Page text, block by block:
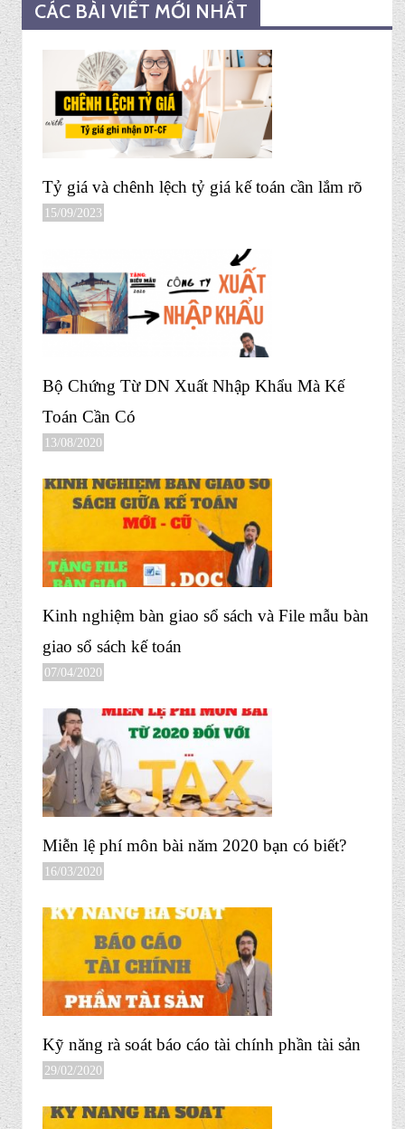
CÁC BÀI VIẾT MỚI NHẤT
Tỷ giá và chênh lệch tỷ giá kế toán cần lắm rõ
15/09/2023
Bộ Chứng Từ DN Xuất Nhập Khẩu Mà Kế
Toán Cần Có
13/08/2020
Kinh nghiệm bàn giao sổ sách và File mẫu bàn
giao sổ sách kế toán
07/04/2020
Miễn lệ phí môn bài năm 2020 bạn có biết?
16/03/2020
Kỹ năng rà soát báo cáo tài chính phần tài sản
29/02/2020